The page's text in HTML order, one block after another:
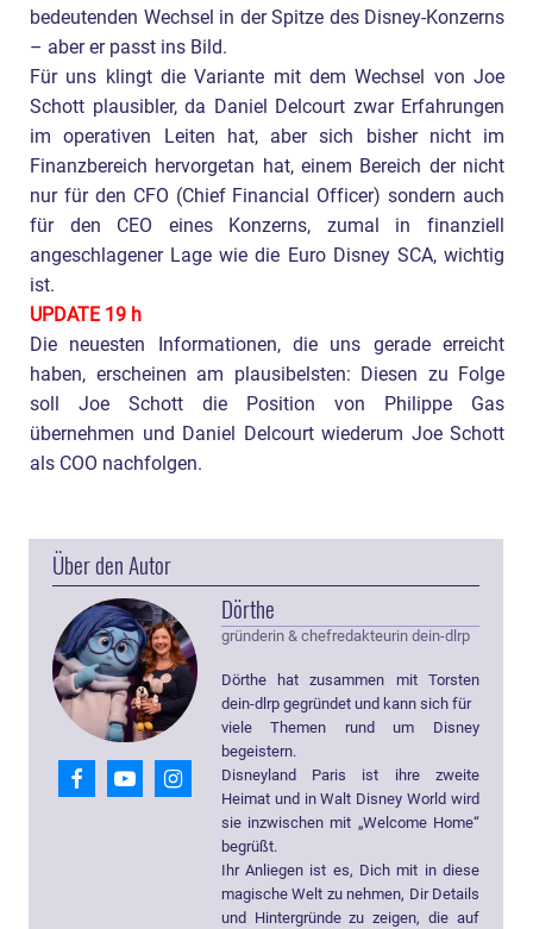
bedeutenden Wechsel in der Spitze des Disney-Konzerns
– aber er passt ins Bild.
Für uns klingt die Variante mit dem Wechsel von Joe
Schott plausibler, da Daniel Delcourt zwar Erfahrungen
im operativen Leiten hat, aber sich bisher nicht im
Finanzbereich hervorgetan hat, einem Bereich der nicht
nur für den CFO (Chief Financial Officer) sondern auch
für den CEO eines Konzerns, zumal in finanziell
angeschlagener Lage wie die Euro Disney SCA, wichtig
ist.
UPDATE 19 h
Die neuesten Informationen, die uns gerade erreicht
haben, erscheinen am plausibelsten: Diesen zu Folge
soll Joe Schott die Position von Philippe Gas
übernehmen und Daniel Delcourt wiederum Joe Schott
als COO nachfolgen.
Über den Autor
Dörthe
gründerin & chefredakteurin dein-dlrp
Dörthe hat zusammen mit Torsten
dein-dlrp gegründet und kann sich für
viele Themen rund um Disney
begeistern.
Disneyland Paris ist ihre zweite
Heimat und in Walt Disney World wird
sie inzwischen mit „Welcome Home“
begrüßt.
Ihr Anliegen ist es, Dich mit in diese
magische Welt zu nehmen, Dir Details
und Hintergründe zu zeigen, die auf